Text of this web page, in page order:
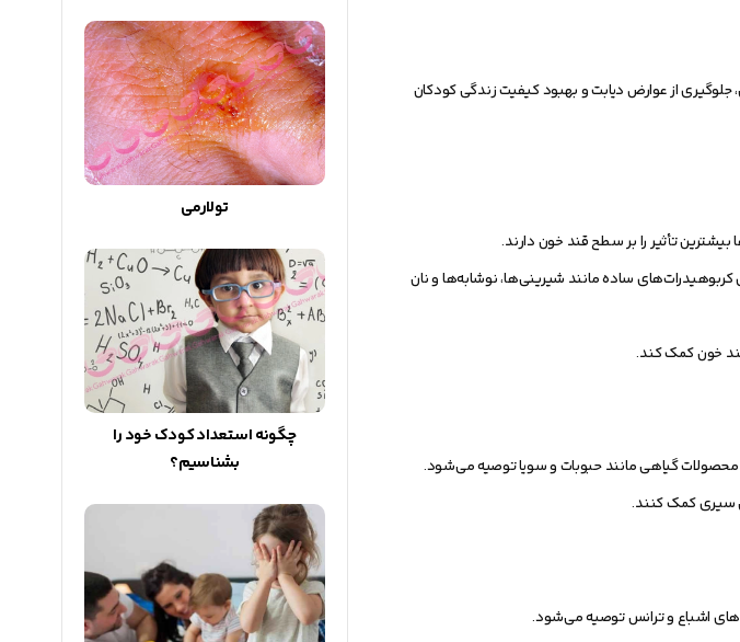
از عوارض دیابت و بهبود کیفیت زندگی کودکان
تأثیر را بر سطح قند خون دارند.
ساده مانند شیرینی‌ها، نوشابه‌ها و نان
خون کمک کند.
گیاهی مانند حبوبات و سویا توصیه می‌شود.
سیری کمک کنند.
اشباع و ترانس توصیه می‌شود.
تولارمی
چگونه استعداد کودک خود را
بشناسیم؟